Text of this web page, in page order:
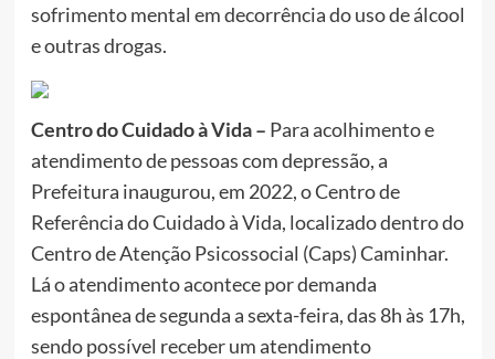
sofrimento mental em decorrência do uso de álcool
e outras drogas.
Centro do Cuidado à Vida – Para acolhimento e
atendimento de pessoas com depressão, a
Prefeitura inaugurou, em 2022, o Centro de
Referência do Cuidado à Vida, localizado dentro do
Centro de Atenção Psicossocial (Caps) Caminhar.
Lá o atendimento acontece por demanda
espontânea de segunda a sexta-feira, das 8h às 17h,
sendo possível receber um atendimento